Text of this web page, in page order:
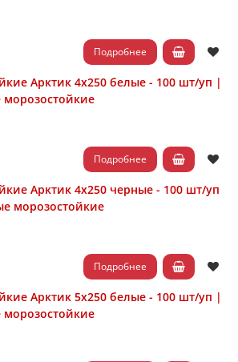
Подробнее
Арктик 4х250 белые - 100 шт/уп |
Подробнее
Арктик 4х250 черные - 100 шт/уп
морозостойкие
Подробнее
Арктик 5х250 белые - 100 шт/уп |